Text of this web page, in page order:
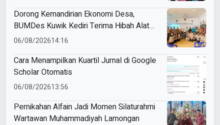
Dorong Kemandirian Ekonomi Desa,
BUMDes Kuwik Kediri Terima Hibah Alat
Pencetak Briket Biomassa Briqpress
06/08/202614:16
Cara Menampilkan Kuartil Jurnal di Google
Scholar Otomatis
06/08/202613:56
Pernikahan Alfain Jadi Momen Silaturahmi
Wartawan Muhammadiyah Lamongan